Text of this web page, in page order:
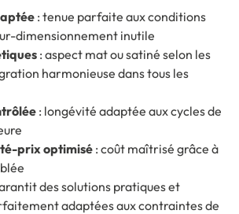
: tenue parfaite aux conditions
dimensionnement inutile
: aspect mat ou satiné selon les
harmonieuse dans tous les
: longévité adaptée aux cycles de
prix optimisé : coût maîtrisé grâce à
des solutions pratiques et
adaptées aux contraintes de